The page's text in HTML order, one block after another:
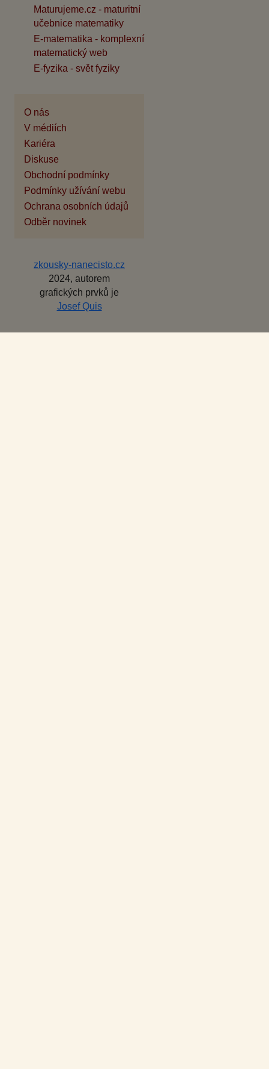
Maturujeme.cz - maturitní
učebnice matematiky
E-matematika - komplexní
matematický web
E-fyzika - svět fyziky
O nás
V médiích
Kariéra
Diskuse
Obchodní podmínky
Podmínky užívání webu
Ochrana osobních údajů
Odběr novinek
zkousky-nanecisto.cz
2024, autorem
grafických prvků je
Josef Quis